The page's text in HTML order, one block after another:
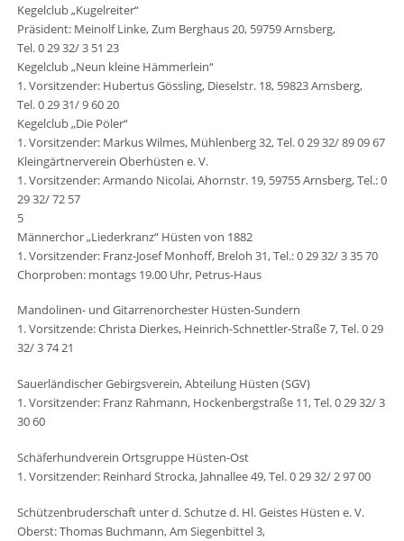
Kegelclub „Kugelreiter“
Präsident: Meinolf Linke, Zum Berghaus 20, 59759 Arnsberg,
Tel. 0 29 32/ 3 51 23
Kegelclub „Neun kleine Hämmerlein“
1. Vorsitzender: Hubertus Gössling, Dieselstr. 18, 59823 Arnsberg,
Tel. 0 29 31/ 9 60 20
Kegelclub „Die Pöler“
1. Vorsitzender: Markus Wilmes, Mühlenberg 32, Tel. 0 29 32/ 89 09 67
Kleingärtnerverein Oberhüsten e. V.
1. Vorsitzender: Armando Nicolai, Ahornstr. 19, 59755 Arnsberg, Tel.: 0
29 32/ 72 57
5
Männerchor „Liederkranz“ Hüsten von 1882
1. Vorsitzender: Franz-Josef Monhoff, Breloh 31, Tel.: 0 29 32/ 3 35 70
Chorproben: montags 19.00 Uhr, Petrus-Haus
Mandolinen- und Gitarrenorchester Hüsten-Sundern
1. Vorsitzende: Christa Dierkes, Heinrich-Schnettler-Straße 7, Tel. 0 29
32/ 3 74 21
Sauerländischer Gebirgsverein, Abteilung Hüsten (SGV)
1. Vorsitzender: Franz Rahmann, Hockenbergstraße 11, Tel. 0 29 32/ 3
30 60
Schäferhundverein Ortsgruppe Hüsten-Ost
1. Vorsitzender: Reinhard Strocka, Jahnallee 49, Tel. 0 29 32/ 2 97 00
Schützenbruderschaft unter d. Schutze d. Hl. Geistes Hüsten e. V.
Oberst: Thomas Buchmann, Am Siegenbittel 3,